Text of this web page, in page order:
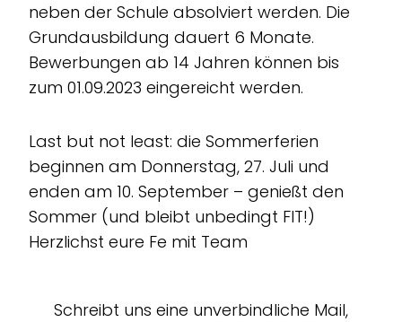
neben der Schule absolviert werden. Die
Grundausbildung dauert 6 Monate.
Bewerbungen ab 14 Jahren können bis
zum 01.09.2023 eingereicht werden.
Last but not least: die Sommerferien
beginnen am Donnerstag, 27. Juli und
enden am 10. September – genießt den
Sommer (und bleibt unbedingt FIT!)
Herzlichst eure Fe mit Team
Schreibt uns eine unverbindliche Mail,